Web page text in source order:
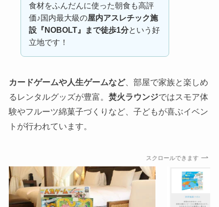
食材をふんだんに使った朝食も高評
価♪国内最大級の屋内アスレチック施
設『NOBOLT』まで徒歩1分という好
立地です！
カードゲームや人生ゲームなど、部屋で家族と楽しめ
るレンタルグッズが豊富。 焚火ラウンジではスモア体
験やフルーツ綿菓子づくりなど、子どもが喜ぶイベン
トが行われています。
スクロールできます